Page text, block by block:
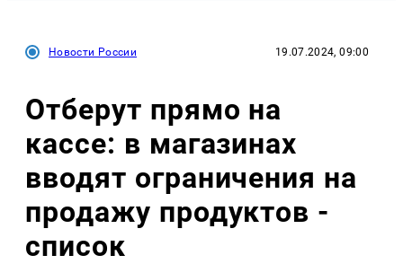
Новости России 19.07.2024, 09:00
Отберут прямо на
кассе: в магазинах
вводят ограничения на
продажу продуктов -
список